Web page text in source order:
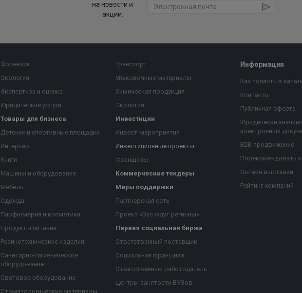
на новости и
акции:
Форензик
Экология
Экспертиза и оценка
Юридические услуги
Товары для бизнеса
Детские и спортивные площадки
Интерьер
Книги
Машины и оборудование
Мебель
Одежда
Парфюмерия и косметика
Продукты питания
Резинотехнические изделия
Санитарно-гигиеническое
оборудование
Световое оборудование
Стоматологические материалы
Транспорт
Упаковочные материалы
Химическая продукция
Экология
Инвестиции
Инвест-мероприятия
Инвестиционные проекты
Франшизы
Коммерческие тендеры
Меры поддержки
Партнерская сеть
Проект «Вас ждут регионы»
Первая социальная биржа
Ответственный поставщик
Социальная франшиза
Ответственный работодатель
Центры занятости ВУЗов
Информация
Как попасть в
Контакты
Публичная оферта
Юридически
электронный
B2B-продвижение
Порекомендовать
Онлайн выставки
Рейтинг компаний